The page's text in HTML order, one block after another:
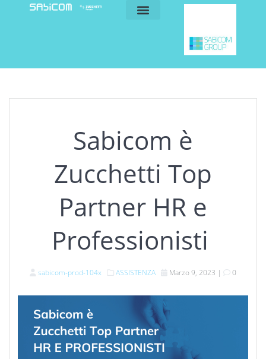
Sabicom è
Zucchetti Top
Partner HR e
Professionisti
sabicom-prod-104x ASSISTENZA Marzo 9, 2023 | 0